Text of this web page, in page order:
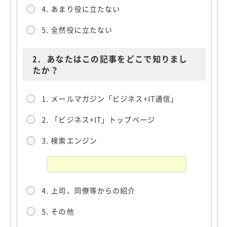
4. あまり役に立たない
5. 全然役に立たない
2. あなたはこの記事をどこで知りまし
たか？
1. メールマガジン「ビジネス+IT通信」
2. 「ビジネス+IT」トップページ
3. 検索エンジン
4. 上司、同僚等からの紹介
5. その他